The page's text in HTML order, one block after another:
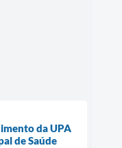
da UPA
de Saúde